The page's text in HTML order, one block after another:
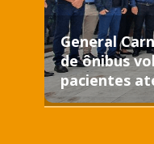
General
de ônibus
pacientes